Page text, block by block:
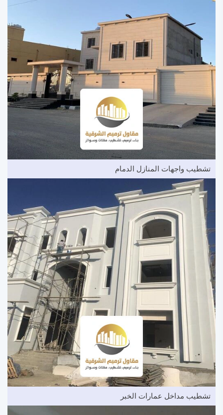
تشطيب واجهات المنازل الدمام
تشطيب مداخل عمارات الخبر